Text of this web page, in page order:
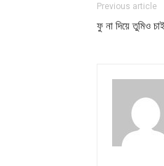
Previous article
ফু না দিয়ে তুমিও